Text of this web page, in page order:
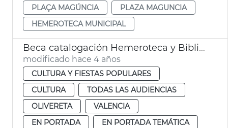
PLAÇA MAGÚNCIA
PLAZA MAGUNCIA
HEMEROTECA MUNICIPAL
Beca catalogación Hemeroteca y Biblioteca Municipal
modificado hace 4 años
CULTURA Y FIESTAS POPULARES
CULTURA
TODAS LAS AUDIENCIAS
OLIVERETA
VALENCIA
EN PORTADA
EN PORTADA TEMÁTICA